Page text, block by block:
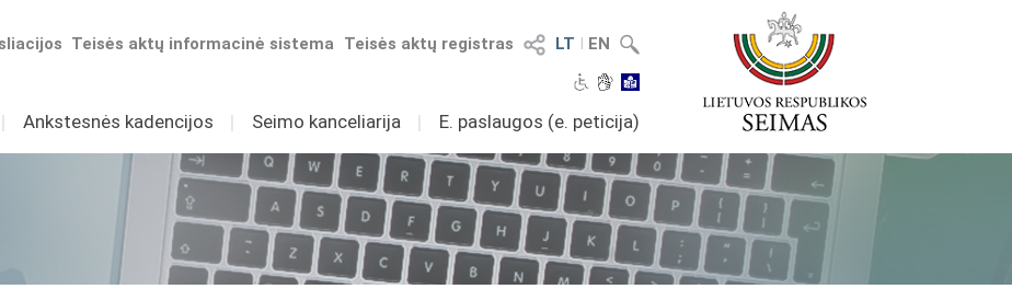
LT I EN
Teisės aktų registras
Teisės aktų informacinė sistema
I Ankstesnės kadencijos I Seimo kanceliarija I E. paslaugos (e. peticija)